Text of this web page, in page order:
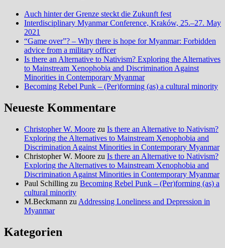
Auch hinter der Grenze steckt die Zukunft fest
Interdisciplinary Myanmar Conference, Kraków, 25.–27. May
2021
“Game over”? – Why there is hope for Myanmar: Forbidden
advice from a military officer
Is there an Alternative to Nativism? Exploring the Alternatives
to Mainstream Xenophobia and Discrimination Against
Minorities in Contemporary Myanmar
Becoming Rebel Punk – (Per)forming (as) a cultural minority
Neueste Kommentare
Christopher W. Moore zu Is there an Alternative to Nativism?
Exploring the Alternatives to Mainstream Xenophobia and
Discrimination Against Minorities in Contemporary Myanmar
Christopher W. Moore zu Is there an Alternative to Nativism?
Exploring the Alternatives to Mainstream Xenophobia and
Discrimination Against Minorities in Contemporary Myanmar
Paul Schilling zu Becoming Rebel Punk – (Per)forming (as) a
cultural minority
M.Beckmann zu Addressing Loneliness and Depression in
Myanmar
Kategorien